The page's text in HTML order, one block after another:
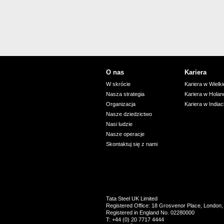
O nas
W skrócie
Nasza strategia
Organizacja
Nasze dziedzictwo
Nasi ludzie
Nasze operacje
Skontaktuj się z nami
Kariera
Kariera w
Kariera w
Kariera w
Tata Steel UK Limited
Registered Office: 18 Grosvenor Place, London,
Registered in England No. 02280000
T: +44 (0) 20 7717 4444